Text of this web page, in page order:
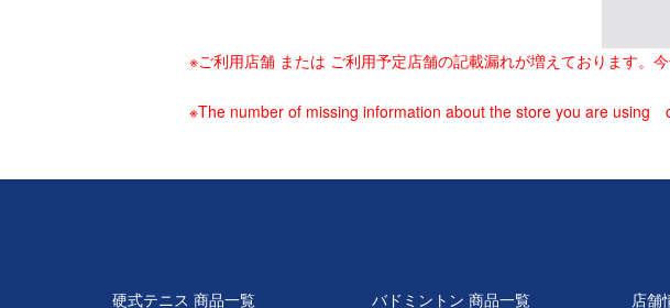
※ご利用店舗 または ご利用予定店舗の記載漏れが増えております。
※The number of missing information about the store you are using
硬式テニス 商品一覧 バドミントン 商品一覧 店舗